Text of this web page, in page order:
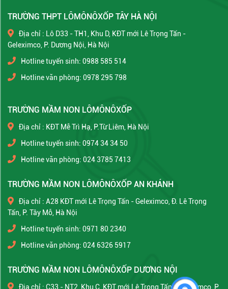
TRƯỜNG THPT LÔMÔNÔXỐP TÂY HÀ NỘI
Địa chỉ : Lô D33 - TH1, Khu D, KĐT mới Lê Trọng Tấn -
Geleximco, P. Dương Nội, Hà Nội
Hotline tuyển sinh: 0988 585 514
Hotline văn phòng: 0978 295 798
TRƯỜNG MẦM NON LÔMÔNÔXỐP
Địa chỉ : KĐT Mễ Trì Hạ, P.Từ Liêm, Hà Nội
Hotline tuyển sinh: 0974 34 34 50
Hotline văn phòng: 024 3785 7413
TRƯỜNG MẦM NON LÔMÔNÔXỐP AN KHÁNH
Địa chỉ : A28 KĐT mới Lê Trọng Tấn - Geleximco, Đ. Lê Trọng
Tấn, P. Tây Mỗ, Hà Nội
Hotline tuyển sinh: 0971 80 2340
Hotline văn phòng: 024 6326 5917
TRƯỜNG MẦM NON LÔMÔNÔXỐP DƯƠNG NỘI
Địa chỉ : C33 - NT2, Khu C, KĐT mới Lê Trọng Tấn - Geleximco, P.